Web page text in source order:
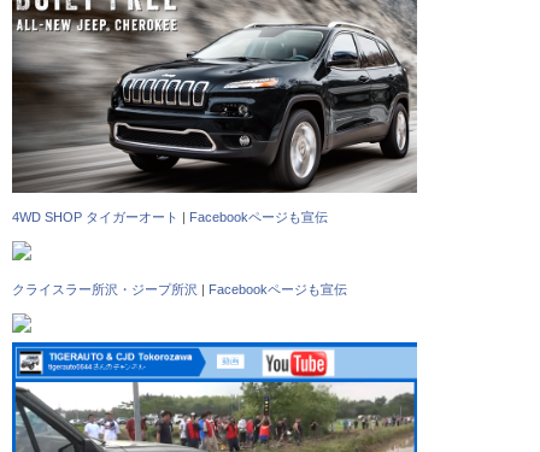
4WD SHOP タイガーオート Facebookページも宣伝
クライスラー所沢・ジープ所沢 Facebookページも宣伝